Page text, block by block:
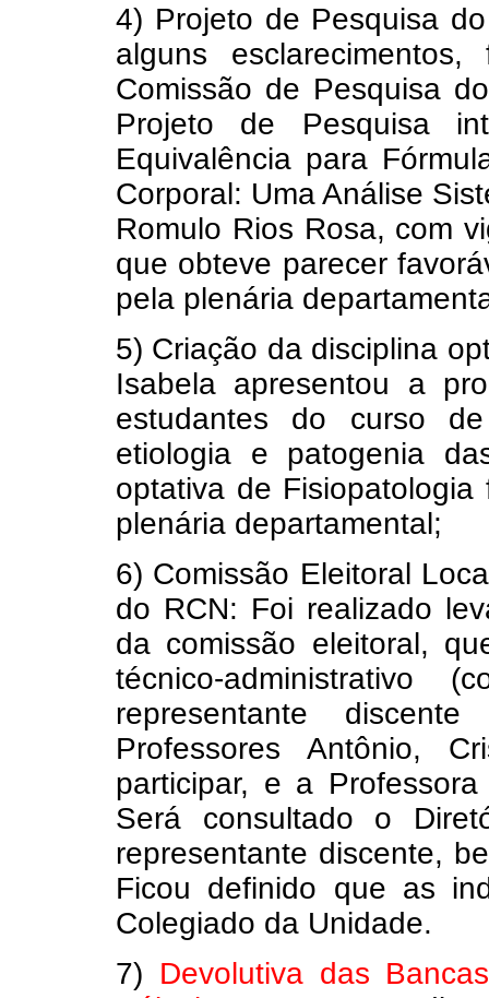
4) Projeto de Pesquisa
alguns
Comissão de Pesquisa
Projeto de Pesquisa
Equivalência para
Corporal: Uma Análise
Romulo Rios Rosa, com
que obteve parecer
pela plenária
5) Criação da disciplina
Isabela apresentou a
estudantes do curso
etiologia e patogenia
optativa de
plenária departamental;
6) Comissão Eleitoral
do RCN: Foi realizado
da comissão eleitoral,
técnico-
representante
Professores Antônio,
participar, e a
Será consultado o
representante discente,
Ficou definido que as
Colegiado da Unidade.
7) Devolutiva das